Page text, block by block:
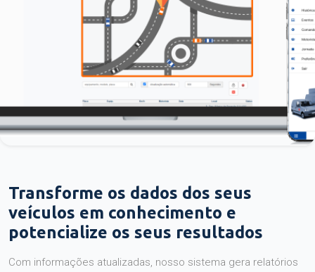
Transforme os dados dos seus
veículos em conhecimento e
potencialize os seus resultados
Com informações atualizadas, nosso sistema gera relatórios